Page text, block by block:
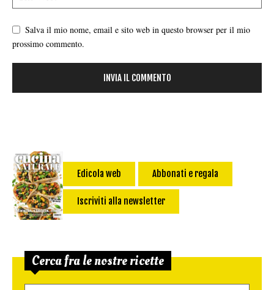
Salva il mio nome, email e sito web in questo browser per il mio
prossimo commento.
Edicola web Abbonati e regala
Iscriviti alla newsletter
Cerca fra le nostre ricette